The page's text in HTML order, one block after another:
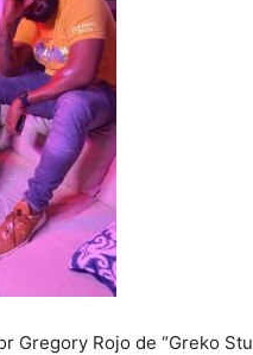
Gregory Rojo de “Greko